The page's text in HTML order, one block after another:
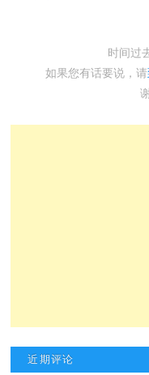
时间过
如果您有话要说，请
近期评论